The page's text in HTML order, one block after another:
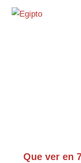
Que ver en